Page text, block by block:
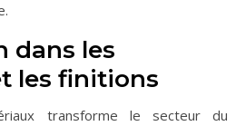
dans les
les finitions
transforme le secteur du